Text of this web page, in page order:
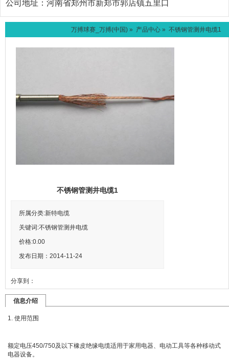
公司地址： 河南省郑州市新郑市郭店镇五里口
万搏球赛_万搏(中国) » 产品中心 » 不锈钢管测井电缆1
不锈钢管测井电缆1
所属分类:新特电缆
关键词:不锈钢管测井电缆
价格:0.00
发布日期：2014-11-24
分享到：
信息介绍
1. 使用范围
额定电压450/750及以下橡皮绝缘电缆适用于家用电器、电动工具等各种移动式
电器设备。